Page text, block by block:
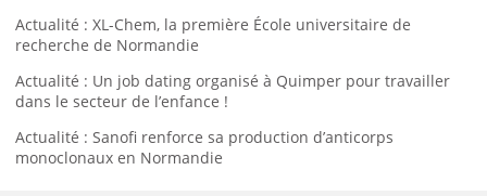
Actualité : XL-Chem, la première École universitaire de
recherche de Normandie
Actualité : Un job dating organisé à Quimper pour travailler
dans le secteur de l’enfance !
Actualité : Sanofi renforce sa production d’anticorps
monoclonaux en Normandie